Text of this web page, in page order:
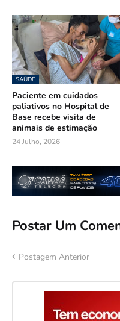
SAÚDE
Paciente em cuidados
paliativos no Hospital de
Base recebe visita de
animais de estimação
24 Julho, 2026
Postar Um
Postagem Anterior